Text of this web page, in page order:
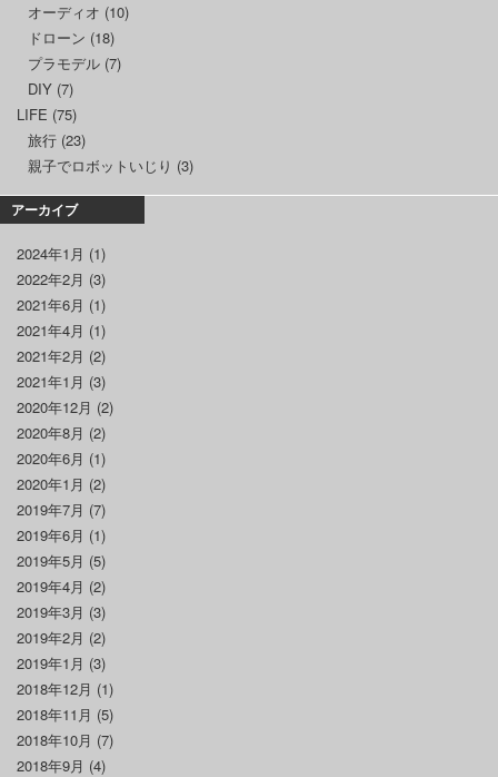
オーディオ (10)
ドローン (18)
プラモデル (7)
DIY (7)
LIFE (75)
旅行 (23)
親子でロボットいじり (3)
アーカイブ
2024年1月 (1)
2022年2月 (3)
2021年6月 (1)
2021年4月 (1)
2021年2月 (2)
2021年1月 (3)
2020年12月 (2)
2020年8月 (2)
2020年6月 (1)
2020年1月 (2)
2019年7月 (7)
2019年6月 (1)
2019年5月 (5)
2019年4月 (2)
2019年3月 (3)
2019年2月 (2)
2019年1月 (3)
2018年12月 (1)
2018年11月 (5)
2018年10月 (7)
2018年9月 (4)